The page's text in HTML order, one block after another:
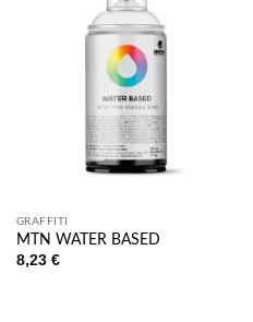
GRAFFITI
MTN WATER BASED
8,23 €